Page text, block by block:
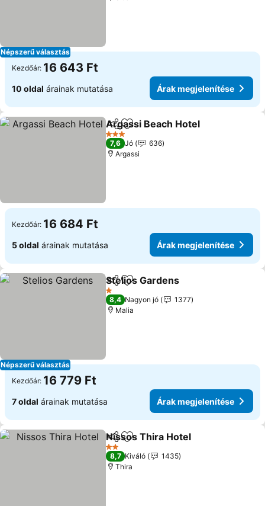
Népszerű választás
Kezdőár: 16 643 Ft
10 oldal árainak mutatása Árak megjelenítése
Megosztás
Hozzáadás a kedvencekhez
Argassi Beach Hotel
3 Kategória
7,6 Jó
636
Argassi
Kezdőár: 16 684 Ft
5 oldal árainak mutatása Árak megjelenítése
Népszerű választás
Megosztás
Hozzáadás a kedvencekhez
Stelios Gardens
1 Kategória
8,4 Nagyon jó
1377
Malia
Kezdőár: 16 779 Ft
7 oldal árainak mutatása Árak megjelenítése
Megosztás
Hozzáadás a kedvencekhez
Nissos Thira Hotel
2 Kategória
8,7 Kiváló
1435
Thira